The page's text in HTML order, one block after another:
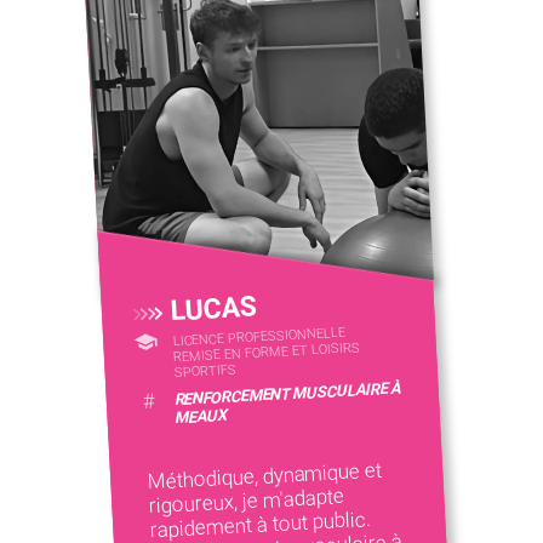
LUCAS
LICENCE PROFESSIONNELLE
REMISE EN FORME ET LOISIRS
SPORTIFS
# RENFORCEMENT MUSCULAIRE À
MEAUX
Méthodique, dynamique et
rigoureux, je m'adapte
rapidement à tout public.